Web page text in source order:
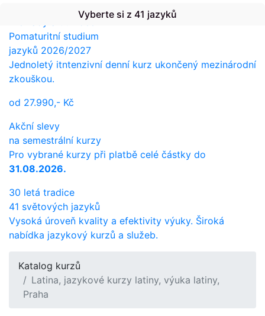
Překlady a tlumočení
Vyberte si z 41 jazyků
Pomaturitní studium
jazyků 2026/2027
Jednoletý itntenzivní denní kurz ukončený mezinárodní
zkouškou.
od 27.990,- Kč
Akční slevy
na semestrální kurzy
Pro vybrané kurzy při platbě celé částky do
31.08.2026.
30 letá tradice
41 světových jazyků
Vysoká úroveň kvality a efektivity výuky. Široká
nabídka jazykový kurzů a služeb.
Katalog kurzů
Latina, jazykové kurzy latiny, výuka latiny,
Praha